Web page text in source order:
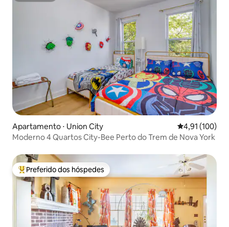
Apartamento ⋅ Union City 4,91 de uma
4,91 (100)
Moderno 4 Quartos City-Bee Perto do Trem de Nova York
Entre os melhores preferidos dos hóspedes
Preferido dos hóspedes